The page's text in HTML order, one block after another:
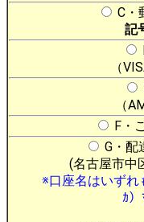
C・
記
（
（
F・
G・配
(名古屋市中
※口座名はいずれ
ｶ）